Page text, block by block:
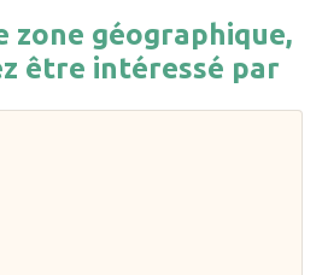
zone géographique,
être intéressé par